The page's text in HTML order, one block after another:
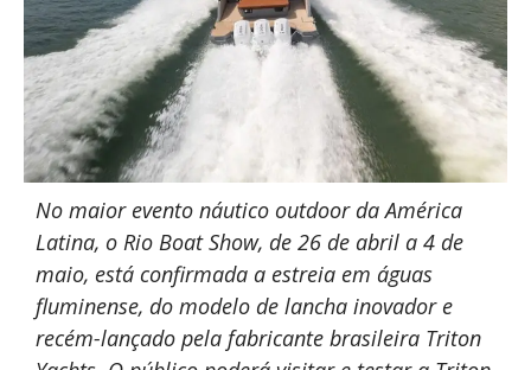
No maior evento náutico outdoor da América
Latina, o Rio Boat Show, de 26 de abril a 4 de
maio, está confirmada a estreia em águas
fluminense, do modelo de lancha inovador e
recém-lançado pela fabricante brasileira Triton